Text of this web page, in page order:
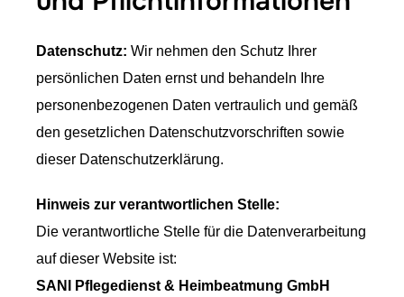
Datenschutz: Wir nehmen den Schutz Ihrer
persönlichen Daten ernst und behandeln Ihre
personenbezogenen Daten vertraulich und gemäß
den gesetzlichen Datenschutzvorschriften sowie
dieser Datenschutzerklärung.
Hinweis zur verantwortlichen Stelle:
Die verantwortliche Stelle für die Datenverarbeitung
auf dieser Website ist:
SANI Pflegedienst & Heimbeatmung GmbH